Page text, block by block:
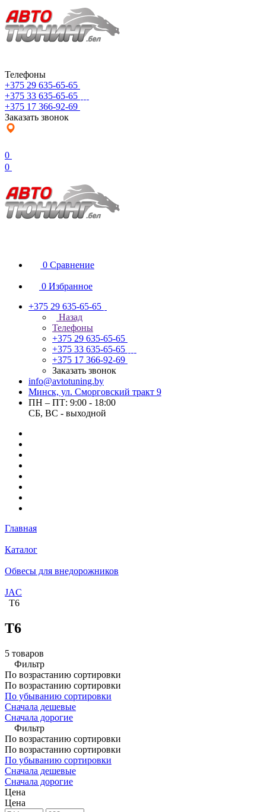
Телефоны
+375 29 635-65-65
+375 33 635-65-65
+375 17 366-92-69
Заказать звонок
0
0
0 Сравнение
0 Избранное
+375 29 635-65-65
Назад
Телефоны
+375 29 635-65-65
+375 33 635-65-65
+375 17 366-92-69
Заказать звонок
info@avtotuning.by
Минск, ул. Сморговский тракт 9
ПН – ПТ: 9:00 - 18:00
СБ, ВС - выходной
Главная
Каталог
Обвесы для внедорожников
JAC
T6
T6
5 товаров
Фильтр
По возрастанию сортировки
По возрастанию сортировки
По убыванию сортировки
Сначала дешевые
Сначала дорогие
Фильтр
По возрастанию сортировки
По возрастанию сортировки
По убыванию сортировки
Сначала дешевые
Сначала дорогие
Цена
Цена